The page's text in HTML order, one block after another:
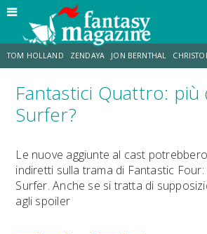
TOM HOLLAND ZENDAYA JON BERNTHAL
STRANIMONDI LUCCA COMICS & GAMES ODISSEA
Fantastici Quattro: più
Surfer?
Le nuove aggiunte al cast
indiretti sulla trama di Fantastic Four:
Surfer. Anche se si tratta di
agli spoiler